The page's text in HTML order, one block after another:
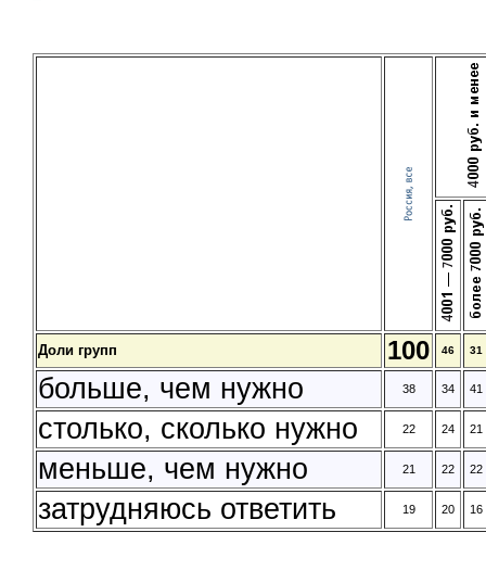
Доли групп 100 46 31
больше, чем нужно 38 34 41
столько, сколько нужно 22 24 21
меньше, чем нужно 21 22 22
затрудняюсь ответить 19 20 16